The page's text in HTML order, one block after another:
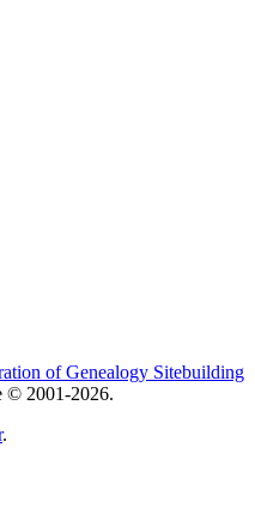
of Genealogy Sitebuilding
© 2001-2026.
.